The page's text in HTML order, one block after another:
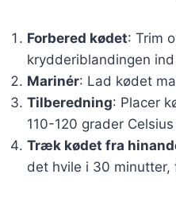
Forbered kødet: Trim
krydderiblandingen
Marinér: Lad kødet
Tilberedning: Placer
110-120 grader
Træk kødet fra
det hvile i 30